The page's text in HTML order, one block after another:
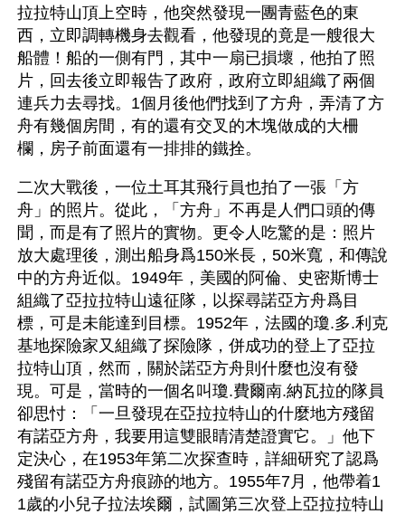
拉拉特山頂上空時，他突然發現一團青藍色的東
西，立即調轉機身去觀看，他發現的竟是一艘很大
船體！船的一側有門，其中一扇已損壞，他拍了照
片，回去後立即報告了政府，政府立即組織了兩個
連兵力去尋找。1個月後他們找到了方舟，弄清了方
舟有幾個房間，有的還有交叉的木塊做成的大柵
欄，房子前面還有一排排的鐵拴。
二次大戰後，一位土耳其飛行員也拍了一張「方
舟」的照片。從此，「方舟」不再是人們口頭的傳
聞，而是有了照片的實物。更令人吃驚的是：照片
放大處理後，測出船身爲150米長，50米寬，和傳說
中的方舟近似。1949年，美國的阿倫、史密斯博士
組織了亞拉拉特山遠征隊，以探尋諾亞方舟爲目
標，可是未能達到目標。1952年，法國的瓊.多.利克
基地探險家又組織了探險隊，併成功的登上了亞拉
拉特山頂，然而，關於諾亞方舟則什麼也沒有發
現。可是，當時的一個名叫瓊.費爾南.納瓦拉的隊員
卻思忖：「一旦發現在亞拉拉特山的什麼地方殘留
有諾亞方舟，我要用這雙眼睛清楚證實它。」他下
定決心，在1953年第二次探查時，詳細研究了認爲
殘留有諾亞方舟痕跡的地方。1955年7月，他帶着1
1歲的小兒子拉法埃爾，試圖第三次登上亞拉拉特山